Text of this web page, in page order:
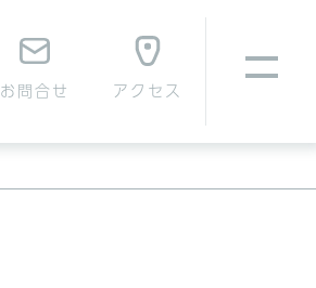
お問合せ アクセス